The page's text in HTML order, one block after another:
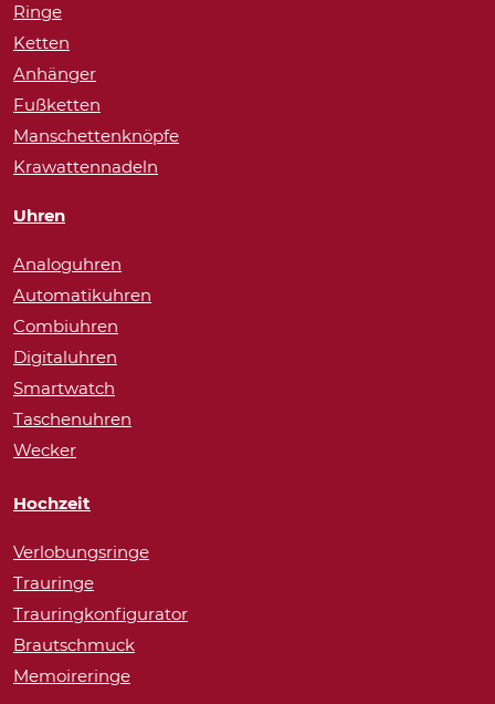
Ringe
Ketten
Anhänger
Fußketten
Manschettenknöpfe
Krawattennadeln
Uhren
Analoguhren
Automatikuhren
Combiuhren
Digitaluhren
Smartwatch
Taschenuhren
Wecker
Hochzeit
Verlobungsringe
Trauringe
Trauringkonfigurator
Brautschmuck
Memoireringe